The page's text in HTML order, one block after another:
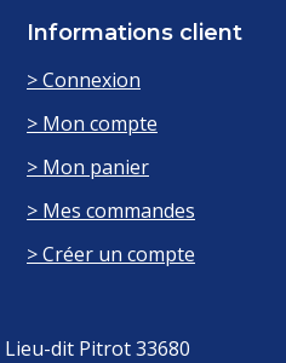
Informations client
> Connexion
> Mon compte
> Mon panier
> Mes commandes
> Créer un compte
Lieu-dit Pitrot 33680